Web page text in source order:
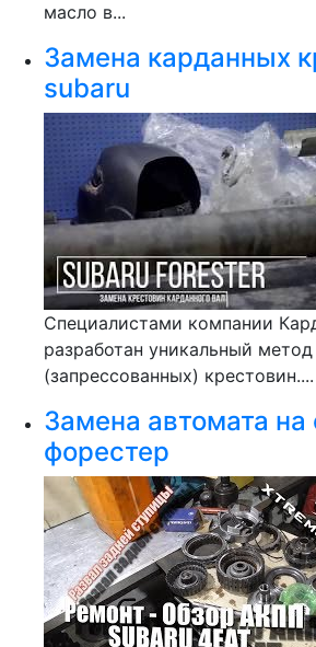
масло в...
Замена карданных
subaru
Специалистами компании
разработан уникальный
(запрессованных) крестовин....
Замена автомата на
форестер